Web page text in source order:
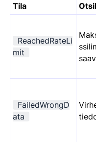
Tila
ReachedRateLi
mit
FailedWrongD
ata